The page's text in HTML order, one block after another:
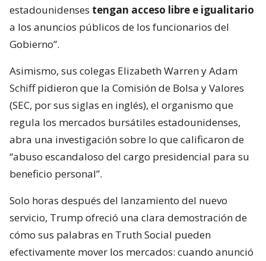
estadounidenses tengan acceso libre e igualitario
a los anuncios públicos de los funcionarios del
Gobierno”.
Asimismo, sus colegas Elizabeth Warren y Adam
Schiff pidieron que la Comisión de Bolsa y Valores
(SEC, por sus siglas en inglés), el organismo que
regula los mercados bursátiles estadounidenses,
abra una investigación sobre lo que calificaron de
“abuso escandaloso del cargo presidencial para su
beneficio personal”.
Solo horas después del lanzamiento del nuevo
servicio, Trump ofreció una clara demostración de
cómo sus palabras en Truth Social pueden
efectivamente mover los mercados: cuando anunció